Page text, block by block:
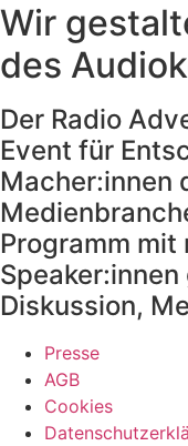
Wir
des
Der Radio
Event für
Macher:innen
Programm mit
Diskussion,
Presse
AGB
Cookies